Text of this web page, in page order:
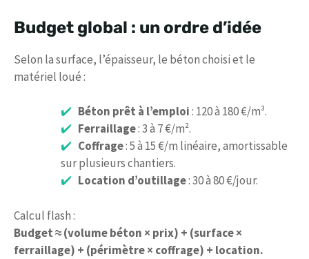
Budget global : un ordre d’idée
Selon la surface, l’épaisseur, le béton choisi et le
matériel loué :
Béton prêt à l’emploi: 120 à 180 €/m³.
Ferraillage: 3 à 7 €/m².
Coffrage: 5 à 15 €/m linéaire, amortissable
sur plusieurs chantiers.
Location d’outillage: 30 à 80 €/jour.
Calcul flash :
Budget ≈ (volume béton × prix) + (surface ×
ferraillage) + (périmètre × coffrage) + location.